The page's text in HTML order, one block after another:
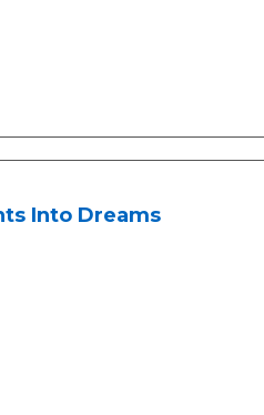
Into Dreams